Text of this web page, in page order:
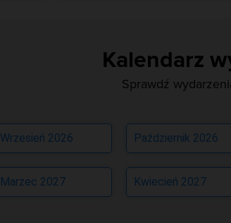
Kalendarz
Sprawdź
Wrzesień 2026 Październik 2026
Marzec 2027 Kwiecień 2027